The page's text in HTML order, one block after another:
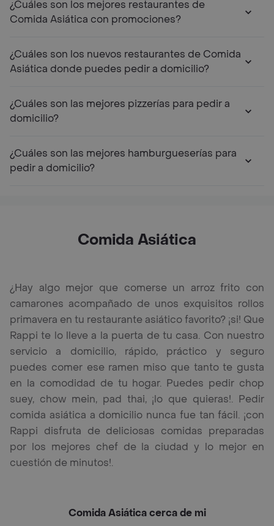
¿Cuáles son los mejores restaurantes de
Comida Asiática con promociones?
¿Cuáles son los nuevos restaurantes de Comida
Asiática donde puedes pedir a domicilio?
¿Cuáles son las mejores pizzerías para pedir a
domicilio?
¿Cuáles son las mejores hamburgueserías para
pedir a domicilio?
Comida Asiática
¿Hay algo mejor que comerse un arroz frito con
camarones acompañado de unos exquisitos rollos
primavera en tu restaurante asiático favorito? ¡si! Que
Rappi te lo lleve a la puerta de tu casa. Con nuestro
servicio a domicilio, rápido, práctico y seguro
puedes comer ese ramen miso que tanto te gusta
en la comodidad de tu hogar. Puedes pedir chop
suey, chow mein, pad thai, ¡lo que quieras!. Pedir
comida asiática a domicilio nunca fue tan fácil. ¡con
Rappi disfruta de deliciosas comidas preparadas
por los mejores chef de la ciudad y lo mejor en
cuestión de minutos!.
Comida Asiática cerca de mi